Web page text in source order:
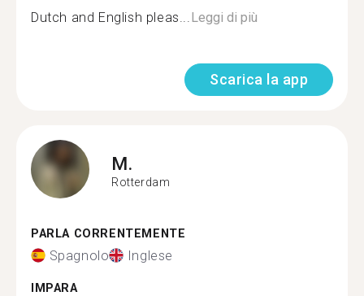
Dutch and English pleas...Leggi di più
Scarica la app
M.
Rotterdam
PARLA CORRENTEMENTE
Spagnolo Inglese
IMPARA